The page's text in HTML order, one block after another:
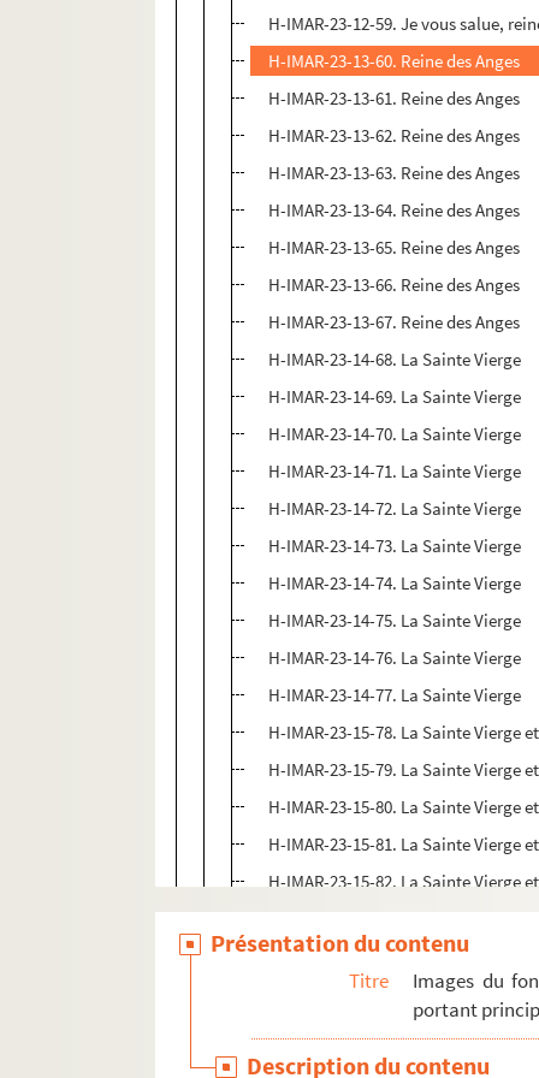
H-IMAR-23-12-59. Je vous salue,
H-IMAR-23-13-60. Reine des Anges
H-IMAR-23-13-61. Reine des Anges
H-IMAR-23-13-62. Reine des Anges
H-IMAR-23-13-63. Reine des Anges
H-IMAR-23-13-64. Reine des Anges
H-IMAR-23-13-65. Reine des Anges
H-IMAR-23-13-66. Reine des Anges
H-IMAR-23-13-67. Reine des Anges
H-IMAR-23-14-68. La Sainte Vierge
H-IMAR-23-14-69. La Sainte Vierge
H-IMAR-23-14-70. La Sainte Vierge
H-IMAR-23-14-71. La Sainte Vierge
H-IMAR-23-14-72. La Sainte Vierge
H-IMAR-23-14-73. La Sainte Vierge
H-IMAR-23-14-74. La Sainte Vierge
H-IMAR-23-14-75. La Sainte Vierge
H-IMAR-23-14-76. La Sainte Vierge
H-IMAR-23-14-77. La Sainte Vierge
H-IMAR-23-15-78. La Sainte Vierge
H-IMAR-23-15-79. La Sainte Vierge
H-IMAR-23-15-80. La Sainte Vierge
H-IMAR-23-15-81. La Sainte Vierge
H-IMAR-23-15-82. La Sainte Vierge
H-IMAR-23-16-83. La Sainte Vierge
H-IMAR-23-16-84. La Sainte Vierge
H-IMAR-23-16-85. La Sainte Vierge
H-IMAR-23-17-87. Sainte Marie,
Présentation du contenu
Titre
Images du
portant
Description du contenu